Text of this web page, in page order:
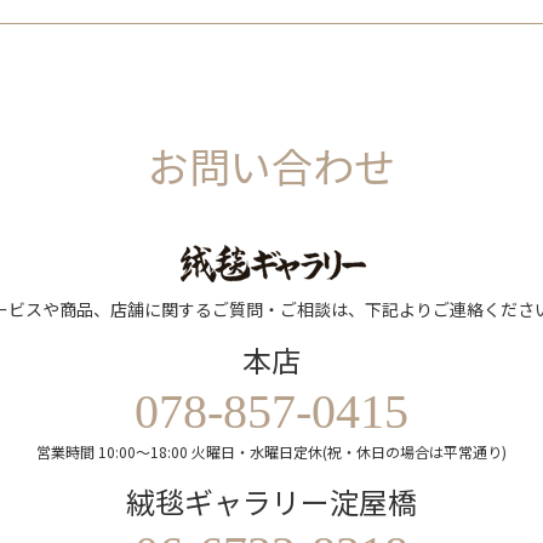
お問い合わせ
ビスや商品、店舗に関するご質問・ご相談は、下記よりご連絡くださ
本店
078-857-0415
営業時間 10:00～18:00 火曜日・水曜日定休(祝・休日の場合は平常通り)
絨毯ギャラリー淀屋橋